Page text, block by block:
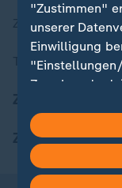
ZDFheute Stories
Themen im
ZDFheute Apps
"Zustimmen"
unserer
Einwilligung
Zwecken du
kannst du
in deinen
Hier findest